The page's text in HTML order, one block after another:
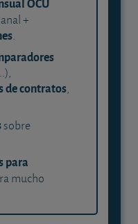
+
.
de contratos,
sobre
para
mucho